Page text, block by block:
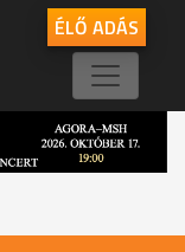
ÉLŐ ADÁS